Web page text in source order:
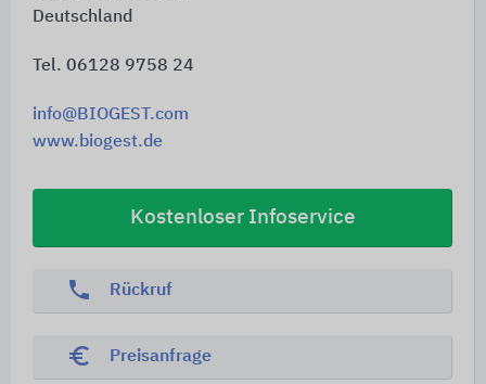
Deutschland
Tel. 06128 9758 24
info@BIOGEST.com
www.biogest.de
Kostenloser Infoservice
phone Rückruf
euro_symbol Preisanfrage